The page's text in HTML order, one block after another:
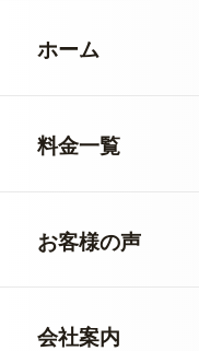
ホーム
料金一覧
お客様の声
会社案内